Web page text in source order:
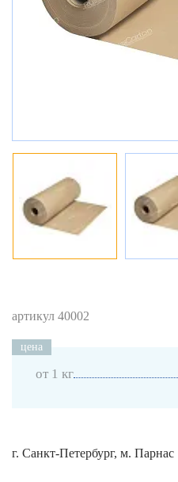
артикул 40002
цена
от 1 кг
г. Санкт-Петербург, м. Парнас